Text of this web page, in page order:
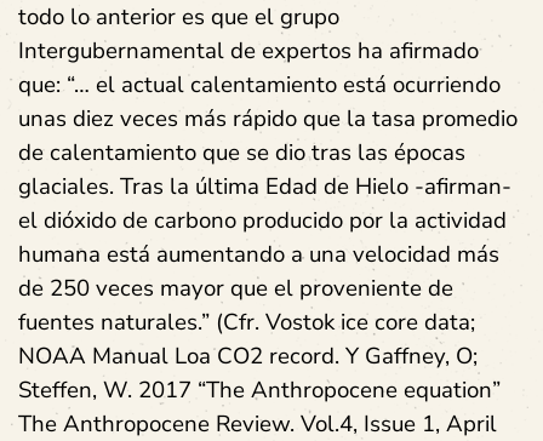
todo lo anterior es que el grupo
Intergubernamental de expertos ha afirmado
que: “… el actual calentamiento está ocurriendo
unas diez veces más rápido que la tasa promedio
de calentamiento que se dio tras las épocas
glaciales. Tras la última Edad de Hielo -afirman-
el dióxido de carbono producido por la actividad
humana está aumentando a una velocidad más
de 250 veces mayor que el proveniente de
fuentes naturales.” (Cfr. Vostok ice core data;
NOAA Manual Loa CO2 record. Y Gaffney, O;
Steffen, W. 2017 “The Anthropocene equation”
The Anthropocene Review. Vol.4, Issue 1, April